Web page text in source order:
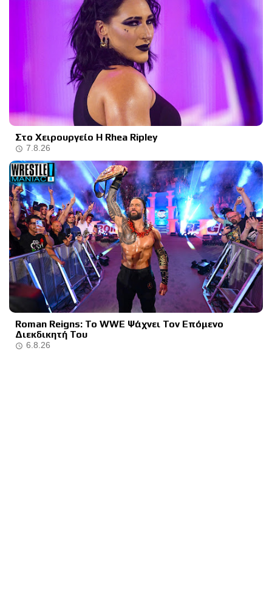
Στο Χειρουργείο Η Rhea Ripley
7.8.26
Roman Reigns: Το WWE Ψάχνει Τον Επόμενο
Διεκδικητή Του
6.8.26